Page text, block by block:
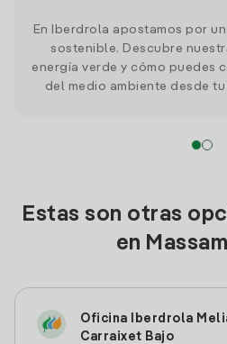
En Iberdrola apostamos por
sostenible. Descubre
energía verde y cómo puedes
del medio ambiente desde
Estas son otras
en
Oficina Iberdrola
Carraixet Bajo